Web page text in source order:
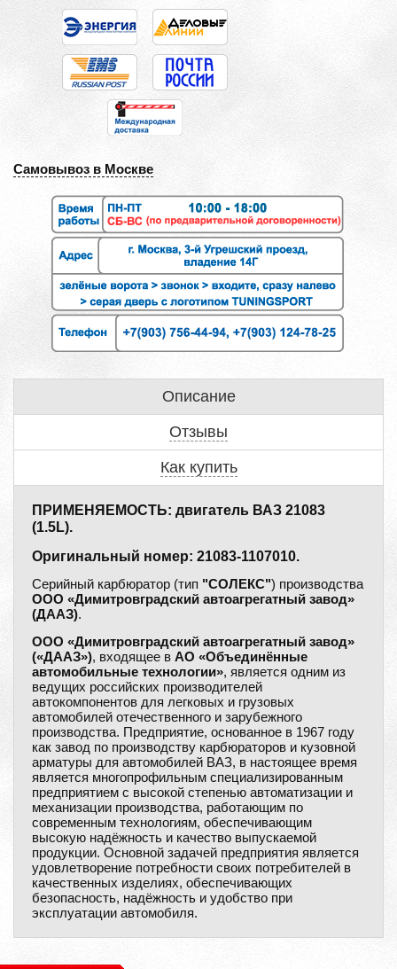
Самовывоз в Москве
Описание
Отзывы
Как купить
ПРИМЕНЯЕМОСТЬ: двигатель ВАЗ 21083
(1.5L).
Оригинальный номер: 21083-1107010.
Серийный карбюратор (тип "СОЛЕКС") производства
ООО «Димитровградский автоагрегатный завод»
(ДААЗ).
ООО «Димитровградский автоагрегатный завод»
(«ДААЗ»), входящее в АО «Объединённые
автомобильные технологии», является одним из
ведущих российских производителей
автокомпонентов для легковых и грузовых
автомобилей отечественного и зарубежного
производства. Предприятие, основанное в 1967 году
как завод по производству карбюраторов и кузовной
арматуры для автомобилей ВАЗ, в настоящее время
является многопрофильным специализированным
предприятием с высокой степенью автоматизации и
механизации производства, работающим по
современным технологиям, обеспечивающим
высокую надёжность и качество выпускаемой
продукции. Основной задачей предприятия является
удовлетворение потребности своих потребителей в
качественных изделиях, обеспечивающих
безопасность, надёжность и удобство при
эксплуатации автомобиля.